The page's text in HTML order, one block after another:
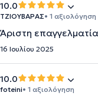
10.0
TZIOYBAΡΑΣ• 1 αξιολόγηση
Άριστη
16 Ιουλίου 2025
10.0
foteini• 1 αξιολόγηση